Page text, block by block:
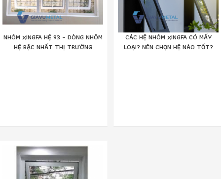
NHÔM XINGFA HỆ 93 – DÒNG NHÔM
HỆ BẬC NHẤT THỊ TRƯỜNG
CÁC HỆ NHÔM XINGFA CÓ MẤY
LOẠI? NÊN CHỌN HỆ NÀO TỐT?